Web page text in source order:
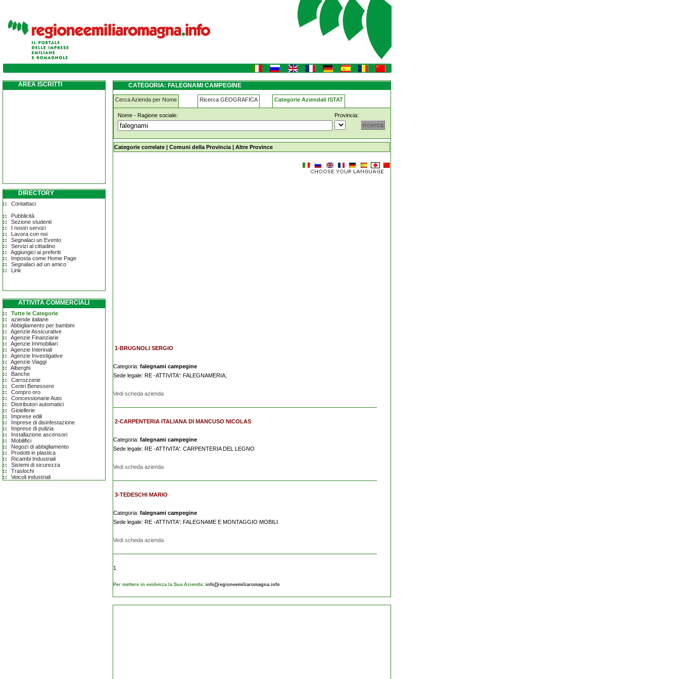
falegnami campegine
AREA ISCRITTI
DIRECTORY
Contattaci
Pubblicità
Sezione studenti
I nostri servizi
Lavora con noi
Segnalaci un Evento
Servizi al cittadino
Aggiungici ai preferiti
Imposta come Home Page
Segnalaci ad un amico
Link
ATTIVITÀ COMMERCIALI
Tutte le Categorie
aziende italiane
Abbigliamento per bambini
Agenzie Assicurative
Agenzie Finanziarie
Agenzie Immobiliari
Agenzie Interinali
Agenzie Investigative
Agenzie Viaggi
Alberghi
Banche
Carrozzerie
Centri Benessere
Compro oro
Concessionarie Auto
Distributori automatici
Gioiellerie
Imprese edili
Imprese di disinfestazione
Imprese di pulizia
Installazione ascensori
Mobilifici
Negozi di abbigliamento
Prodotti in plastica
Ricambi Industriali
Sistemi di sicurezza
Traslochi
Veicoli industriali
CATEGORIA: FALEGNAMI CAMPEGINE
Cerca Azienda per Nome Ricerca GEOGRAFICA Categorie Aziendali ISTAT
Nome - Ragione sociale: Provincia:
falegnami campegine
Categorie correlate | Comuni della Provincia | Altre Province
1-BRUGNOLI SERGIO
Categoria: falegnami campegine
Sede legale: RE -ATTIVITA': FALEGNAMERIA;
Vedi scheda azienda
2-CARPENTERIA ITALIANA DI MANCUSO NICOLAS
Categoria: falegnami campegine
Sede legale: RE -ATTIVITA': CARPENTERIA DEL LEGNO
Vedi scheda azienda
3-TEDESCHI MARIO
Categoria: falegnami campegine
Sede legale: RE -ATTIVITA': FALEGNAME E MONTAGGIO MOBILI
Vedi scheda azienda
1
Per mettere in evidenza la Sua Azienda: info[]regioneemiliaromagna.info